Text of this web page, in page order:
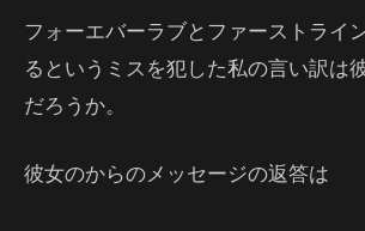
フォーエバーラブとファーストライ
るというミスを犯した私の言い訳は
だろうか。
彼女のからのメッセージの返答は